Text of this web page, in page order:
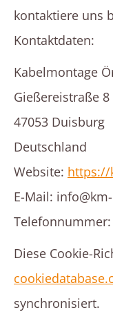
kontaktiere uns
Kontaktdaten:
Kabelmontage
Gießereistraße 8
47053 Duisburg
Deutschland
Website: https://
E-Mail:
Telefonnummer:
Diese Cookie-
synchronisiert.